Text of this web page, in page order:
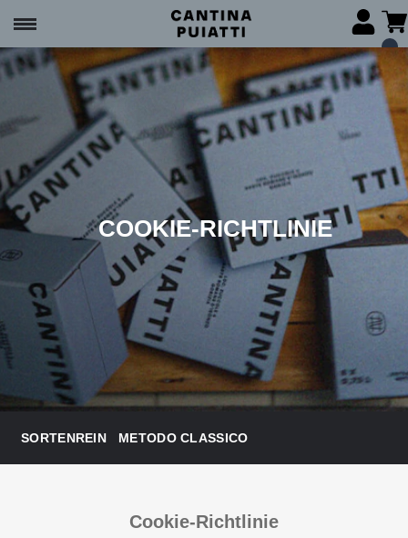
COOKIE-RICHTLINIE
SORTENREIN METODO CLASSICO
Cookie-Richtlinie